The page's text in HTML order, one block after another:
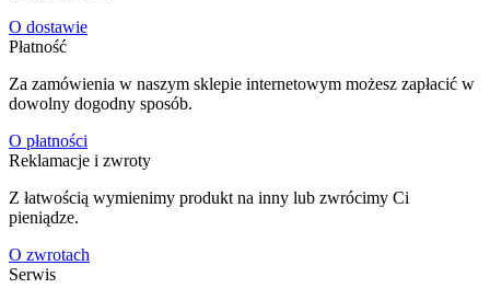
O dostawie
Płatność
Za zamówienia w naszym sklepie internetowym możesz zapłacić w
dowolny dogodny sposób.
O płatności
Reklamacje i zwroty
Z łatwością wymienimy produkt na inny lub zwrócimy Ci
pieniądze.
O zwrotach
Serwis